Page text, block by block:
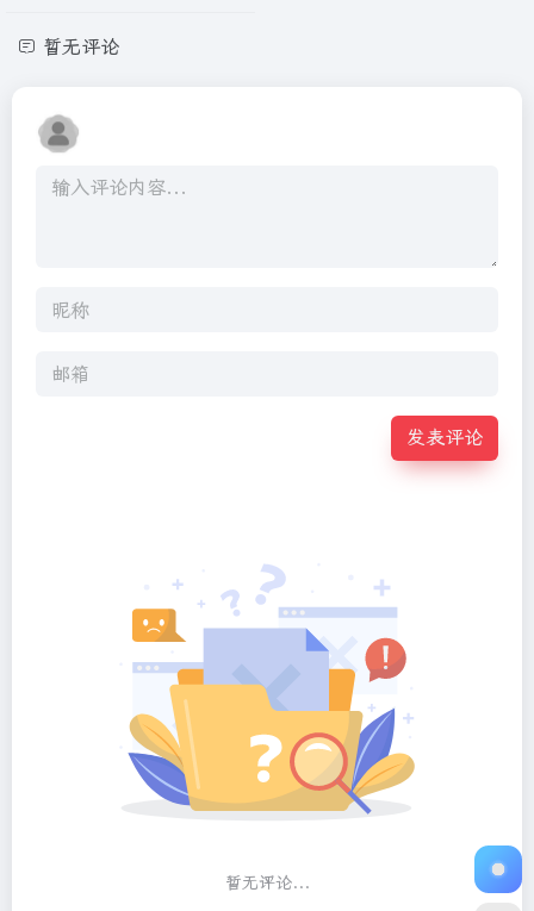
暂无评论
发表评论
暂无评论...